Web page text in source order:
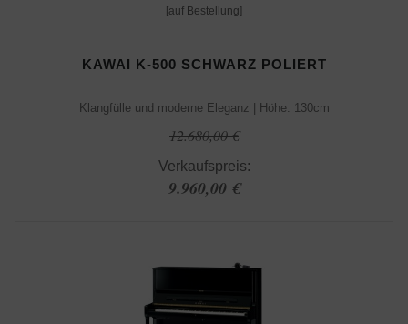
[auf Bestellung]
KAWAI K-500 SCHWARZ POLIERT
Klangfülle und moderne Eleganz | Höhe: 130cm
12.680,00 €
Verkaufspreis:
9.960,00 €